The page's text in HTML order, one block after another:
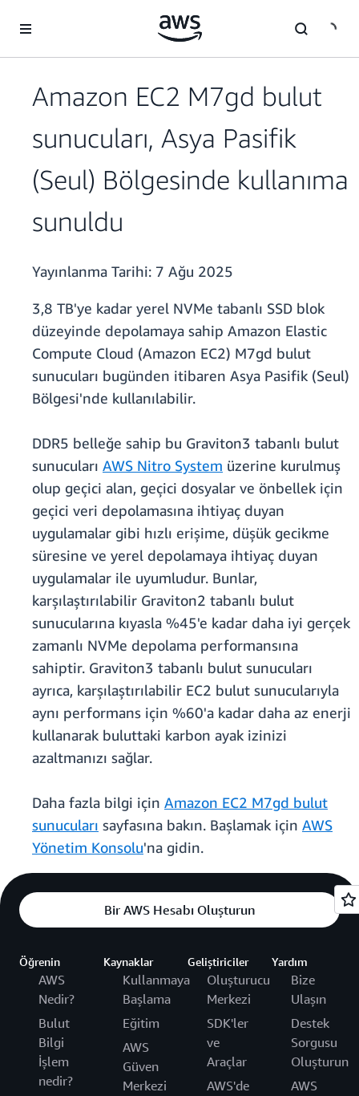
Amazon EC2 M7gd bulut
sunucuları, Asya Pasifik
(Seul) Bölgesinde kullanıma
sunuldu
Yayınlanma Tarihi: 7 Ağu 2025
3,8 TB'ye kadar yerel NVMe tabanlı SSD blok
düzeyinde depolamaya sahip Amazon Elastic
Compute Cloud (Amazon EC2) M7gd bulut
sunucuları bugünden itibaren Asya Pasifik (Seul)
Bölgesi'nde kullanılabilir.
DDR5 belleğe sahip bu Graviton3 tabanlı bulut
sunucuları AWS Nitro System üzerine kurulmuş
olup geçici alan, geçici dosyalar ve önbellek için
geçici veri depolamasına ihtiyaç duyan
uygulamalar gibi hızlı erişime, düşük gecikme
süresine ve yerel depolamaya ihtiyaç duyan
uygulamalar ile uyumludur. Bunlar,
karşılaştırılabilir Graviton2 tabanlı bulut
sunucularına kıyasla %45'e kadar daha iyi gerçek
zamanlı NVMe depolama performansına
sahiptir. Graviton3 tabanlı bulut sunucuları
ayrıca, karşılaştırılabilir EC2 bulut sunucularıyla
aynı performans için %60'a kadar daha az enerji
kullanarak buluttaki karbon ayak izinizi
azaltmanızı sağlar.
Daha fazla bilgi için Amazon EC2 M7gd bulut
sunucuları sayfasına bakın. Başlamak için AWS
Yönetim Konsolu'na gidin.
Bir AWS Hesabı Oluşturun
Öğrenin
AWS
Nedir?
Bulut
Bilgi
İşlem
nedir?
Kaynaklar
Kullanmaya
Başlama
Eğitim
AWS
Güven
Merkezi
Geliştiriciler
Oluşturucu
Merkezi
SDK'ler
ve
Araçlar
AWS'de
Yardım
Bize
Ulaşın
Destek
Sorgusu
Oluşturun
AWS